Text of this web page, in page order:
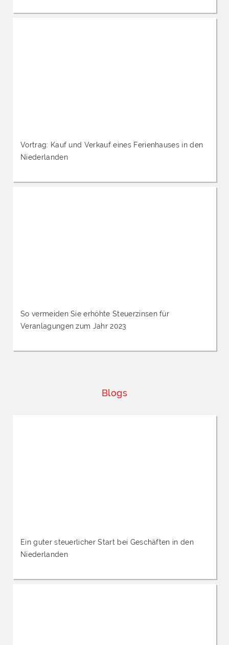
Vortrag: Kauf und Verkauf eines Ferienhauses in den
Niederlanden
So vermeiden Sie erhöhte Steuerzinsen für
Veranlagungen zum Jahr 2023
Blogs
Ein guter steuerlicher Start bei Geschäften in den
Niederlanden